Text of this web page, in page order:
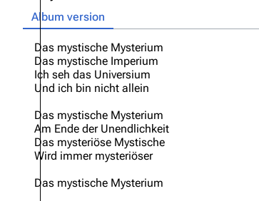
Richard Kruspe
Oliver Riedel
Christoph Schneider
Paul Landers
Christian Lorenz
Album version
Das mystische Mysterium
Das mystische Imperium
Ich seh das Universium
Und ich bin nicht allein
Das mystische Mysterium
Am Ende der Unendlichkeit
Das mysteriöse Mystische
Wird immer mysteriöser
Das mystische Mysterium